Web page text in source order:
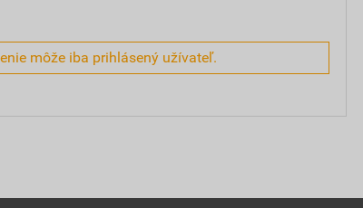
môže iba prihlásený užívateľ.